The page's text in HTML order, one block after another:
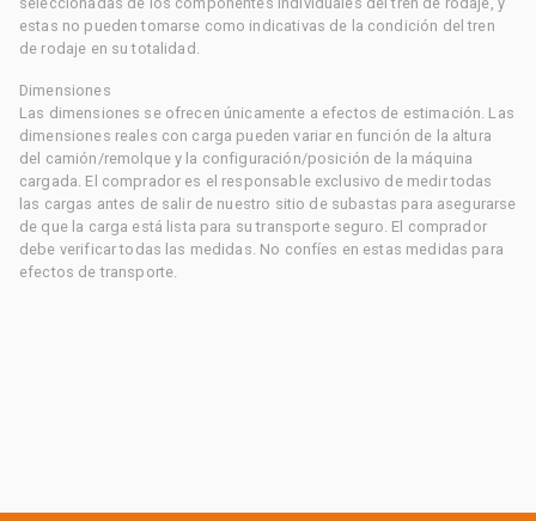
estas no pueden tomarse como indicativas de la condición del tren
de rodaje en su totalidad.
Dimensiones
Las dimensiones se ofrecen únicamente a efectos de estimación. Las
dimensiones reales con carga pueden variar en función de la altura
del camión/remolque y la configuración/posición de la máquina
cargada. El comprador es el responsable exclusivo de medir todas
las cargas antes de salir de nuestro sitio de subastas para asegurarse
de que la carga está lista para su transporte seguro. El comprador
debe verificar todas las medidas. No confíes en estas medidas para
efectos de transporte.